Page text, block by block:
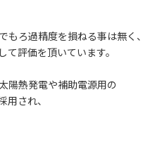
ろ過精度を損ねる事は無く、
評価を頂いています。
陽熱発電や補助電源用の
され、